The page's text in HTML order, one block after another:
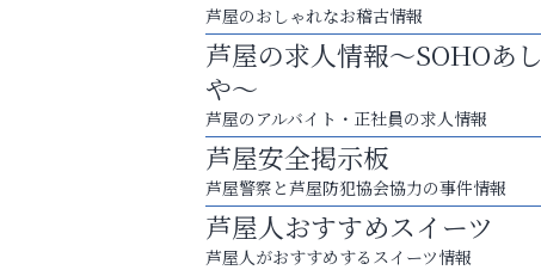
芦屋のおしゃれなお稽古情報
芦屋の求人情報～SOHOあし
や～
芦屋のアルバイト・正社員の求人情報
芦屋安全掲示板
芦屋警察と芦屋防犯協会協力の事件情報
芦屋人おすすめスイーツ
芦屋人がおすすめするスイーツ情報